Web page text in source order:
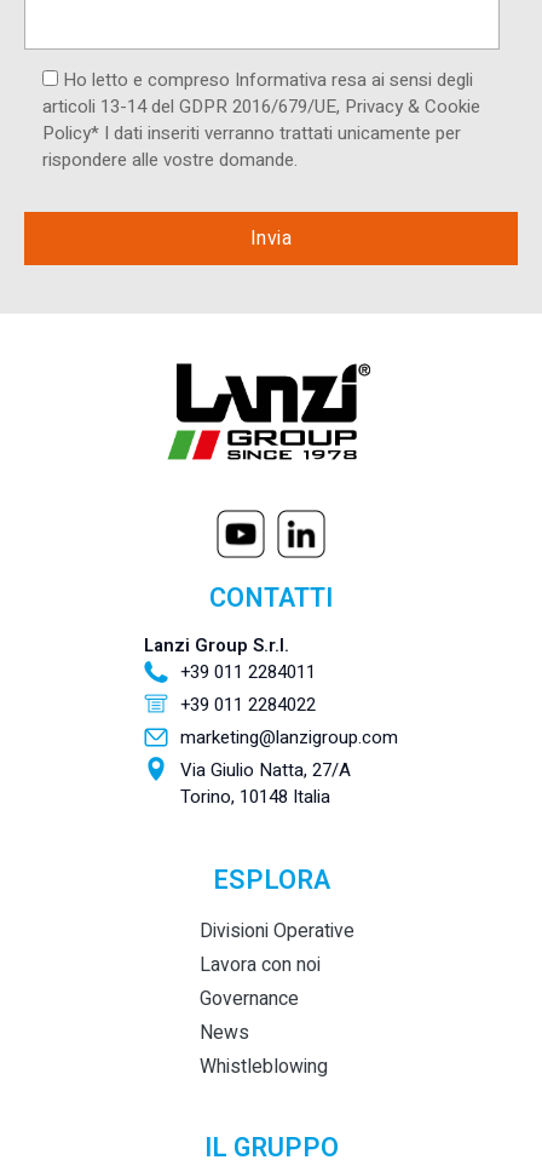
Ho letto e compreso Informativa resa ai ​sensi degli
articoli 13-14 del GDPR 2016/679/UE, Privacy & Cookie
Policy* I dati inseriti verranno trattati unicamente per
rispondere alle vostre domande.
CONTATTI
Lanzi Group S.r.l.
+39 011 2284011
+39 011 2284022
marketing@lanzigroup.com
Via Giulio Natta, 27/A
Torino, 10148 Italia
ESPLORA
Divisioni Operative
Lavora con noi
Governance
News
Whistleblowing
IL GRUPPO